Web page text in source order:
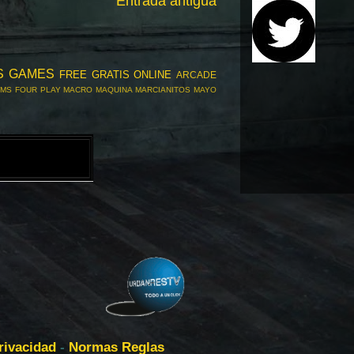
GAMES FREE GRATIS ONLINE ARCADE
FOUR PLAY MACRO MAQUINA MARCIANITOS MAYO
- Normas Reglas